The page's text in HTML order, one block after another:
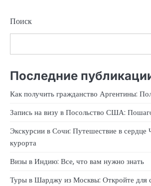
Поиск
Последние
Как получить гражданство Аргентины:
Запись на визу в Посольство США:
Экскурсии в Сочи: Путешествие в сердце
курорта
Визы в Индию: Все, что вам нужно знать
Туры в Шарджу из Москвы: Откройте для